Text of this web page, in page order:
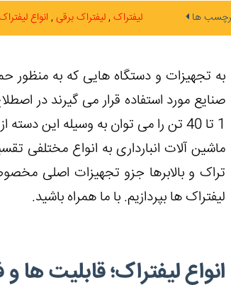
ها لیفتراک لیفتراک برقی انواع
به تجهیزات و دستگاه هایی که به منظور
صنایع مورد استفاده قرار می گیرند در
1 تا 40 تن را می توان به وسیله این دسته از ماشین ها جابه جا نمود.
ماشین آلات انبارداری به انواع مختلفی
تراک و بالابرها جزو تجهیزات اصلی
لیفتراک ها بپردازیم. با ما همراه باشید.
انواع لیفتراک؛ قابلیت ها